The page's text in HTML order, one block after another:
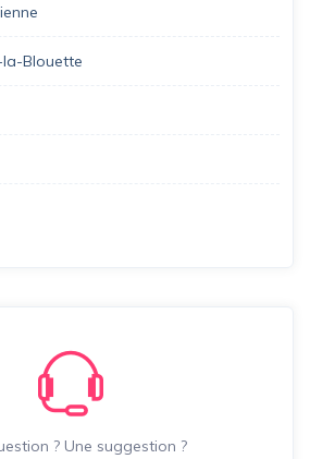
la-Blouette
? Une suggestion ?